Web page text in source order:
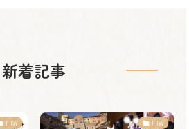
新着記事
FTW FTW